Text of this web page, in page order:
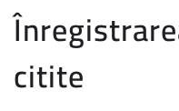
citite